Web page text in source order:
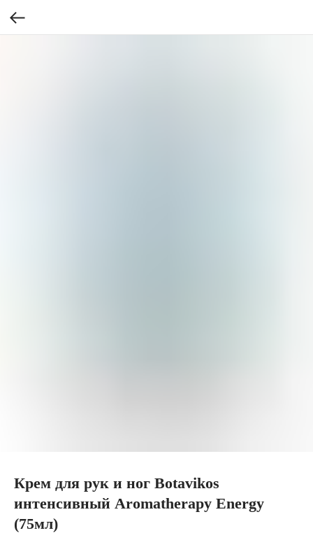
Крем для рук и ног Botavikos
интенсивный Aromatherapy Energy
(75мл)